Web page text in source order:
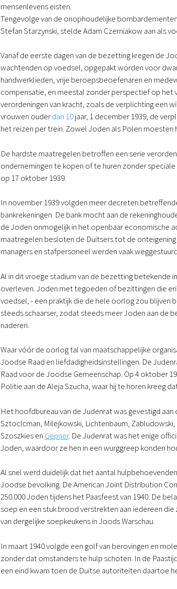
mensenlevens eisten.
Tengevolge van de onophoudelijke
Stefan Starzynski, stelde Adam Czerniakow aan als
Vanaf de eerste dagen van de bezetting kregen de
wachtenden op voedsel, opgepakt worden voor
handwerklieden, vrije beroepsbeoefenaren en
compensatie, en meestal zonder perspectief op het
verordeningen van kracht, zoals de verplichting een
vrouwen ouderdan 10jaar, 1 december 1939, de
het reizen per trein. Zowel Joden als Polen
De hardste maatregelen betroffen een serie
ondernemingen te kopen of te huren zonder
op 17 oktober 1939.
In november 1939 volgden meer decreten
bankrekeningen. De bank mocht aan de
de Joden onmogelijk in het openbaar economische
maatregelen besloten de Duitsers tot de
managers en stafpersoneel werden vaak
Al in dit vroege stadium van de bezetting
overleven. Joden met tegoeden of bezittingen die
voedsel, - een praktijk die de hele oorlog zou
steeds schaarser, zodat steeds meer Joden aan de
naderen.
Waar vóór de oorlog tal van maatschappelijke
Joodse Raad en liefdadigheidsinstellingen. De
Raad voor de Joodse Gemeenschap. Op 4 oktober
Politie aan de Aleja Szucha, waar hij te horen kreeg
Het hoofdbureau van de Judenrat was gevestigd
Sztoclcman, Milejkowski, Lichtenbaum,
Szoszkies en Gepner. De Judenrat was het enige
Joden, waardoor ze hen in een wurggreep konden
Al snel werd duidelijk dat het aantal
Joodse bevolking. De American Joint Distribution
250.000 Joden tijdens het Paasfeest van 1940. De
soep en een stuk brood verstrekten aan iedereen
van dergelijke soepkeukens in Joods Warschau.
In maart 1940 volgde een golf van berovingen en
zonder dat omstanders te hulp schoten. In de
een eind kwam toen de Duitse autoriteiten daartoe